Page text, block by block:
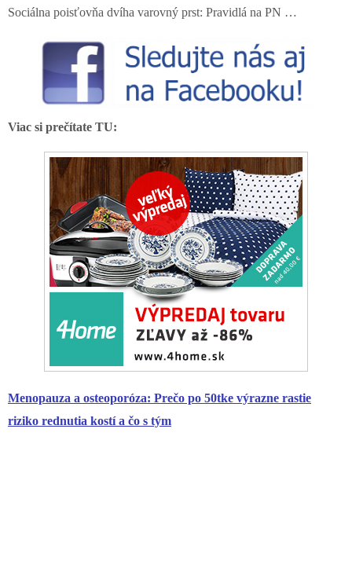
Sociálna poisťovňa dvíha varovný prst: Pravidlá na PN …
Viac si prečítate TU:
Menopauza a osteoporóza: Prečo po 50tke výrazne rastie
riziko rednutia kostí a čo s tým